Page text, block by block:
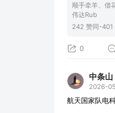
顺手牵羊、借
伟达Rub
242 赞同-401
0
中条山
2026-
航天国家队电